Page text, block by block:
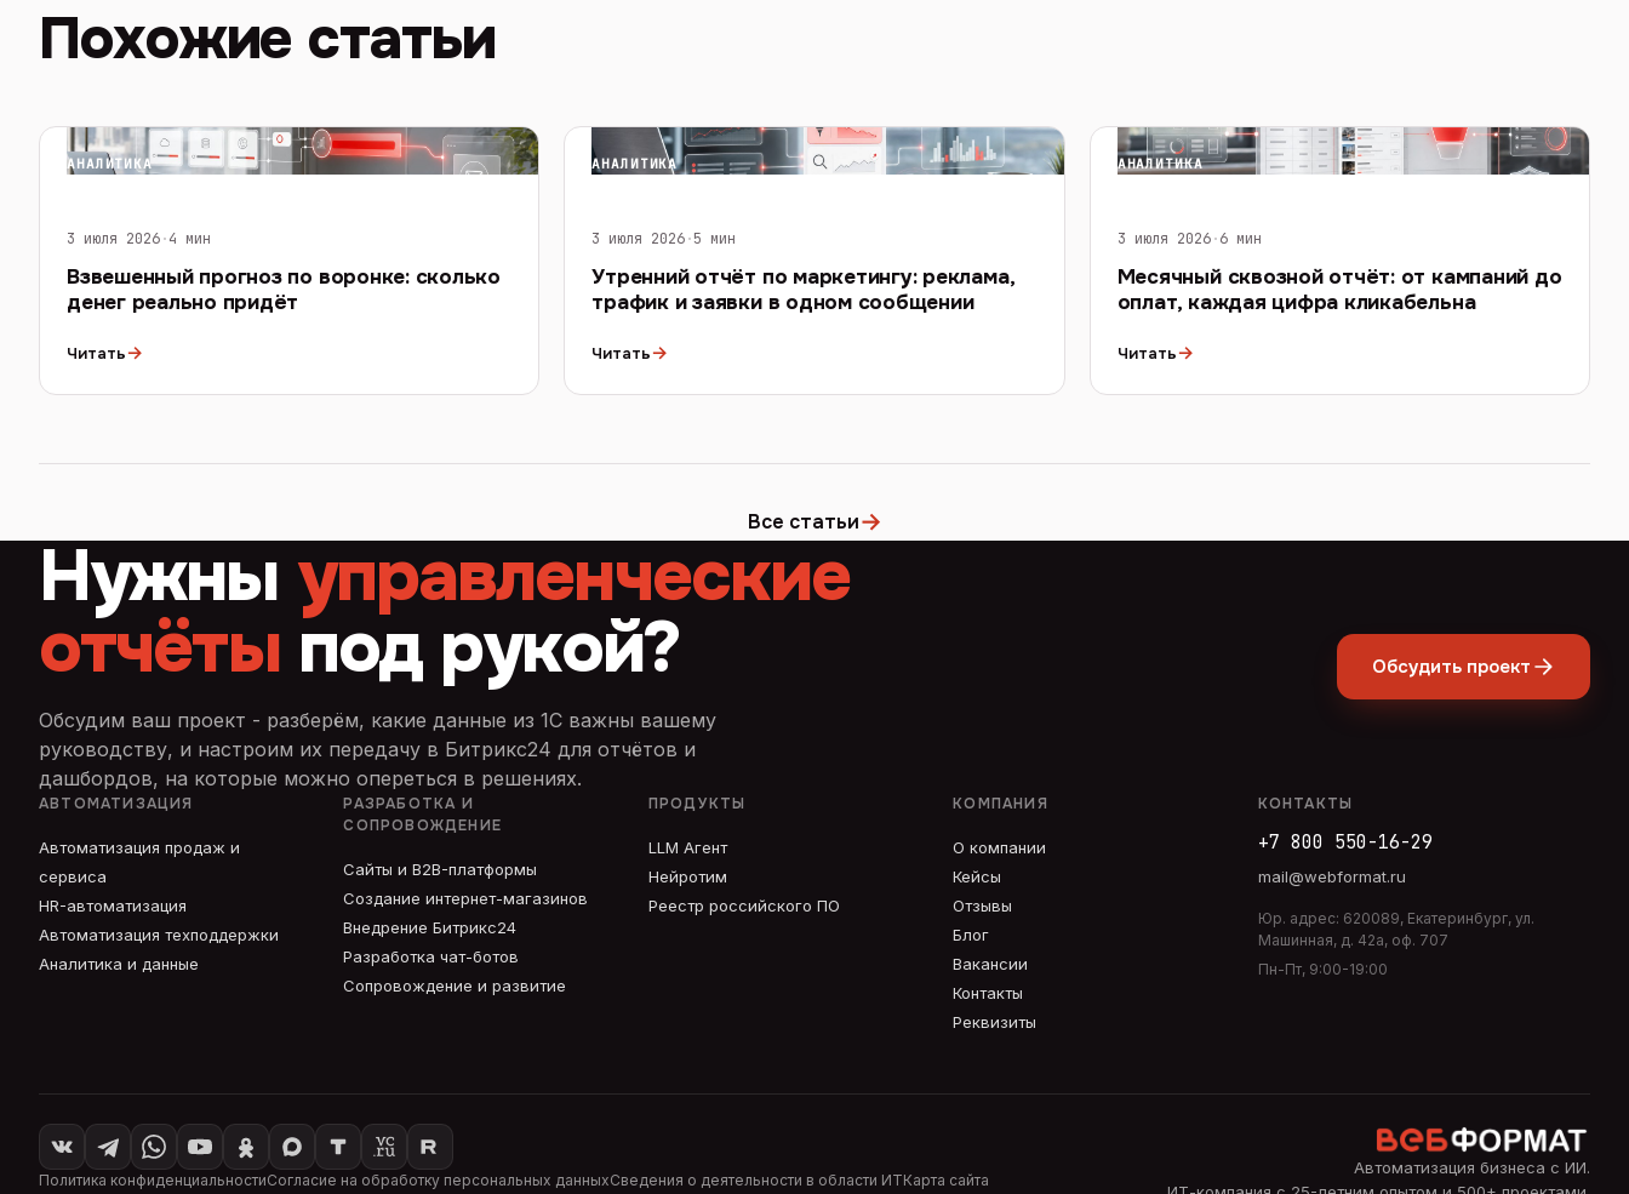
Похожие статьи
АНАЛИТИКА
3 июля 2026·4 мин
Взвешенный прогноз по воронке: сколько
денег реально придёт
Читать→
АНАЛИТИКА
3 июля 2026·5 мин
Утренний отчёт по маркетингу: реклама,
трафик и заявки в одном сообщении
Читать→
АНАЛИТИКА
3 июля 2026·6 мин
Месячный сквозной отчёт: от кампаний до
оплат, каждая цифра кликабельна
Читать→
Все статьи→
Нужны управленческие
отчётыпод рукой?
Обсудим ваш проект - разберём, какие данные из 1С важны вашему
руководству, и настроим их передачу в Битрикс24 для отчётов и
дашбордов, на которые можно опереться в решениях.
Обсудить проект
АВТОМАТИЗАЦИЯ
Автоматизация продаж и
сервиса
HR-автоматизация
Автоматизация техподдержки
Аналитика и данные
РАЗРАБОТКА И
СОПРОВОЖДЕНИЕ
Сайты и B2B-платформы
Создание интернет-магазинов
Внедрение Битрикс24
Разработка чат-ботов
Сопровождение и развитие
ПРОДУКТЫ
LLM Агент
Нейротим
Реестр российского ПО
КОМПАНИЯ
О компании
Кейсы
Отзывы
Блог
Вакансии
Контакты
Реквизиты
КОНТАКТЫ
+7 800 550-16-29
mail@webformat.ru
Юр. адрес: 620089, Екатеринбург, ул.
Машинная, д. 42а, оф. 707
Пн-Пт, 9:00-19:00
Политика конфиденциальностиСогласие на обработку персональных данныхСведения о деятельности в области ИТКарта сайта
Автоматизация бизнеса с ИИ.